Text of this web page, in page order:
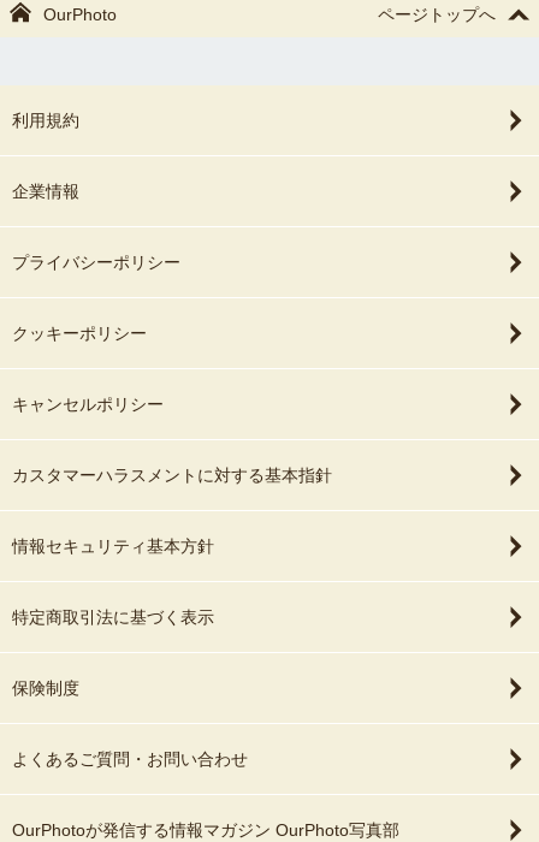
OurPhoto ページトップへ
利用規約
企業情報
プライバシーポリシー
クッキーポリシー
キャンセルポリシー
カスタマーハラスメントに対する基本指針
情報セキュリティ基本方針
特定商取引法に基づく表示
保険制度
よくあるご質問・お問い合わせ
OurPhotoが発信する情報マガジン OurPhoto写真部